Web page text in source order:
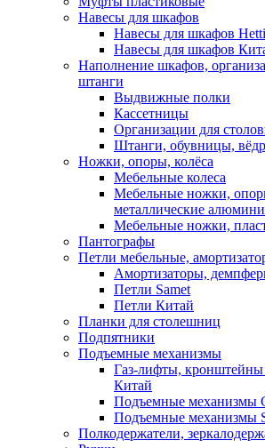
Навесы для шкафов
Навесы для шкафов
Навесы для шкафов
Наполнение шкафов,
штанги
Выдвижные полки
Кассетницы
Организации для
Штанги, обувницы,
Ножки, опоры, колёса
Мебельные колеса
Мебельные ножки,
металлические
Мебельные ножки,
Пантографы
Петли мебельные,
Амортизаторы,
Петли Samet
Петли Китай
Планки для столешниц
Подпятники
Подъемные механизмы
Газ-лифты, кронштейны
Китай
Подъемные механизмы
Подъемные механизмы
Полкодержатели,